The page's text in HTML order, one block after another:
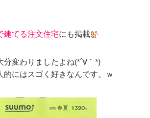
建てる注文住宅にも掲載
分変わりましたよね(*´∀｀*)
的にはスゴく好きなんです。ｗ